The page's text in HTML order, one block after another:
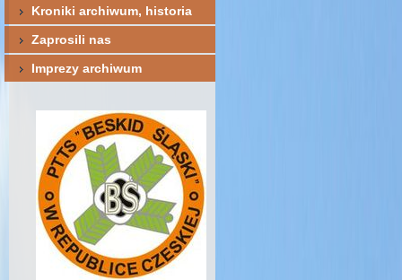
Kroniki archiwum, historia
Zaprosili nas
Imprezy archiwum